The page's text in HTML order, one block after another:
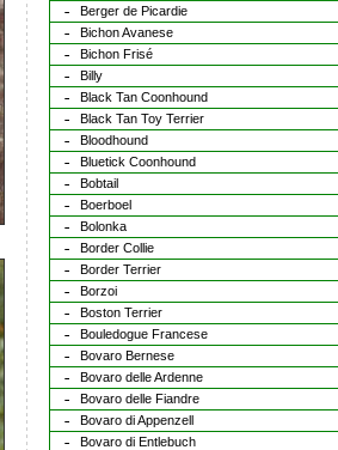
Berger de Picardie
Bichon Avanese
Bichon Frisé
Billy
Black Tan Coonhound
Black Tan Toy Terrier
Bloodhound
Bluetick Coonhound
Bobtail
Boerboel
Bolonka
Border Collie
Border Terrier
Borzoi
Boston Terrier
Bouledogue Francese
Bovaro Bernese
Bovaro delle Ardenne
Bovaro delle Fiandre
Bovaro di Appenzell
Bovaro di Entlebuch